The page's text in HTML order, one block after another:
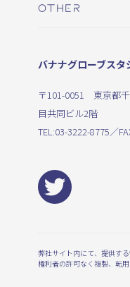
OTHER
バナナグローブスタ
〒101-0051 東京都
目共同ビル2階
TEL:03-3222-8775／
弊社サイト内にて、提供す
権利者の許可なく複製、転